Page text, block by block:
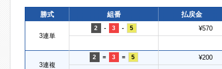
勝式 組番 払戻金
3連単
2 - 3 - 5 ¥570
3連複
2 = 3 = 5 ¥200